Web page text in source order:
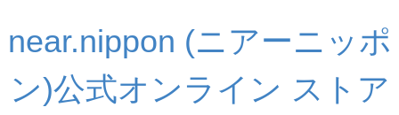
near.nippon (ニアーニッポ
ン)公式オンライン ストア